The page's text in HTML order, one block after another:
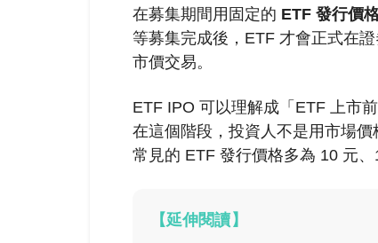
在募集期間用固定的 ETF 發行價
等募集完成後，ETF 才會正式在證
市價交易。
ETF IPO 可以理解成「ETF 上市前
在這個階段，投資人不是用市場價
常見的 ETF 發行價格多為 10 元
【延伸閱讀】